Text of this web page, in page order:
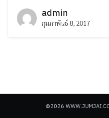
admin
กุมภาพันธ์ 8, 2017
©2026